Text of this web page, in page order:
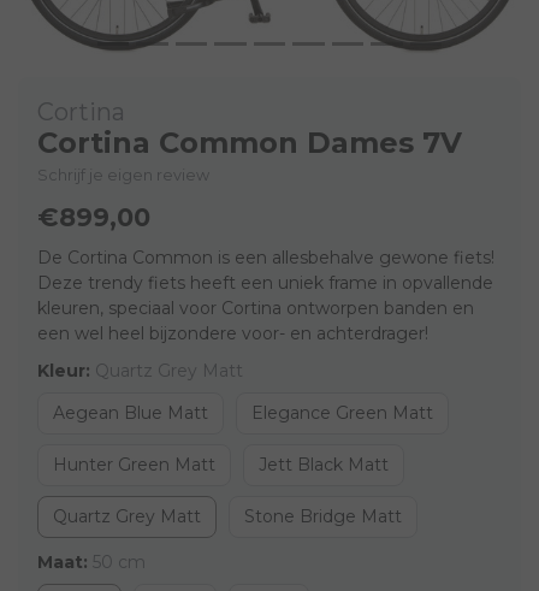
Cortina
Cortina Common Dames 7V
Schrijf je eigen review
€899,00
De Cortina Common is een allesbehalve gewone fiets!
Deze trendy fiets heeft een uniek frame in opvallende
kleuren, speciaal voor Cortina ontworpen banden en
een wel heel bijzondere voor- en achterdrager!
Kleur: Quartz Grey Matt
Aegean Blue Matt
Elegance Green Matt
Hunter Green Matt Jett Black Matt
Quartz Grey Matt Stone Bridge Matt
Maat: 50 cm